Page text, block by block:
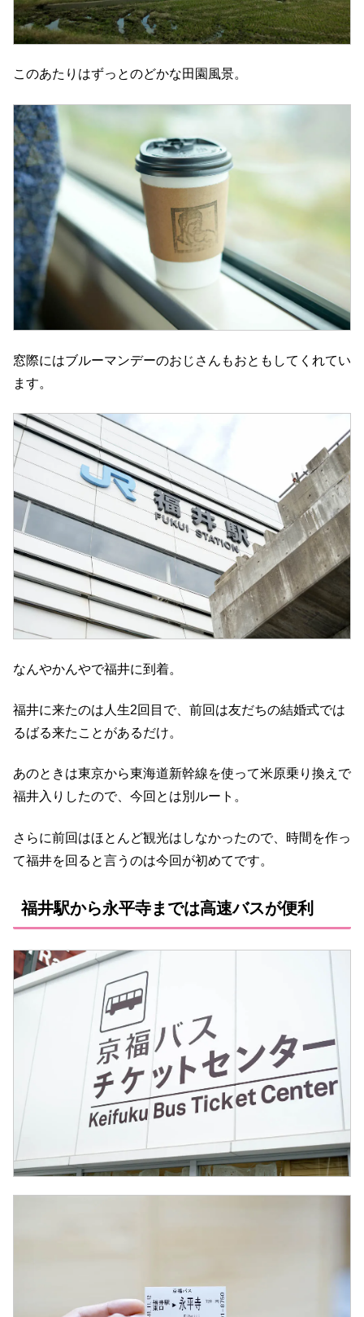
このあたりはずっとのどかな田園風景。
窓際にはブルーマンデーのおじさんもおともしてくれてい
ます。
なんやかんやで福井に到着。
福井に来たのは人生2回目で、前回は友だちの結婚式では
るばる来たことがあるだけ。
あのときは東京から東海道新幹線を使って米原乗り換えで
福井入りしたので、今回とは別ルート。
さらに前回はほとんど観光はしなかったので、時間を作っ
て福井を回ると言うのは今回が初めてです。
福井駅から永平寺までは高速バスが便利